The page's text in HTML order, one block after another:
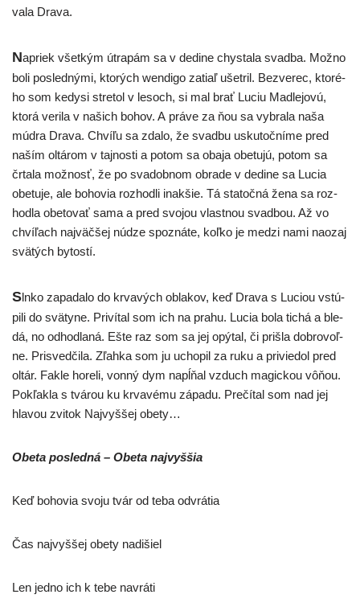
va­la Drava.
Napriek všet­kým útra­pám sa v dedi­ne chys­ta­la svad­ba. Možno
boli posled­ný­mi, kto­rých wen­di­go zatiaľ ušet­ril. Bezverec, kto­ré­
ho som kedy­si stre­tol v lesoch, si mal brať Luciu Madlejovú,
kto­rá veri­la v našich bohov. A prá­ve za ňou sa vybra­la naša
múd­ra Drava. Chvíľu sa zda­lo, že svad­bu usku­toč­ní­me pred
naším oltá­rom v taj­nos­ti a potom sa oba­ja obe­tu­jú, potom sa
črta­la mož­nosť, že po sva­dob­nom obra­de v dedi­ne sa Lucia
obe­tu­je, ale boho­via roz­hod­li inak­šie. Tá sta­toč­ná žena sa roz­
hod­la obe­to­vať sama a pred svo­jou vlast­nou svad­bou. Až vo
chví­ľach naj­väč­šej núdze spoz­ná­te, koľ­ko je medzi nami naozaj
svä­tých bytostí.
Slnko zapa­da­lo do krva­vých obla­kov, keď Drava s Luciou vstú­
pi­li do svä­ty­ne. Privítal som ich na pra­hu. Lucia bola tichá a ble­
dá, no odhod­la­ná. Ešte raz som sa jej opý­tal, či priš­la dob­ro­voľ­
ne. Prisvedčila. Zľahka som ju ucho­pil za ruku a pri­vie­dol pred
oltár. Fakle hore­li, von­ný dym napĺňal vzduch magic­kou vôňou.
Pokľakla s tvá­rou ku krva­vé­mu zápa­du. Prečítal som nad jej
hla­vou zvi­tok Najvyššej obety…
Obeta posled­ná – Obeta najvyššia
Keď boho­via svo­ju tvár od teba odvrátia
Čas naj­vyš­šej obe­ty nadišiel
Len jed­no ich k tebe navráti